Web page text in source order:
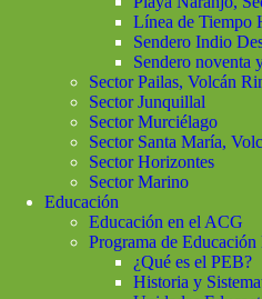
Línea de Tiempo
Sendero Indio
Sendero noventa
Sector Pailas, Volcán
Sector Junquillal
Sector Murciélago
Sector Santa María,
Sector Horizontes
Sector Marino
Educación
Educación en el ACG
Programa de
¿Qué es el PEB?
Historia y